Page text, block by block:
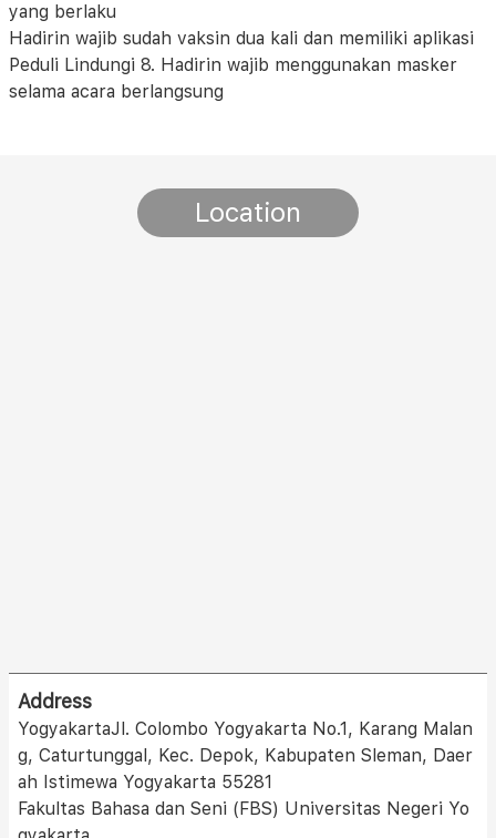
yang berlaku
Hadirin wajib sudah vaksin dua kali dan memiliki aplikasi
Peduli Lindungi 8. Hadirin wajib menggunakan masker
selama acara berlangsung
Location
Address
YogyakartaJl. Colombo Yogyakarta No.1, Karang Malan
g, Caturtunggal, Kec. Depok, Kabupaten Sleman, Daer
ah Istimewa Yogyakarta 55281
Fakultas Bahasa dan Seni (FBS) Universitas Negeri Yo